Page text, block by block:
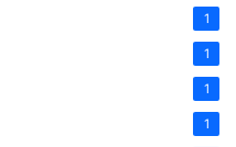
1
1
1
1